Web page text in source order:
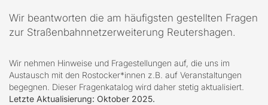
Wir beantworten die am häufigsten gestellten Fragen
zur Straßenbahnnetzerweiterung Reutershagen.
Wir nehmen Hinweise und Fragestellungen auf, die uns im
Austausch mit den Rostocker*innen z.B. auf Veranstaltungen
begegnen. Dieser Fragenkatalog wird daher stetig aktualisiert.
Letzte Aktualisierung: Oktober 2025.